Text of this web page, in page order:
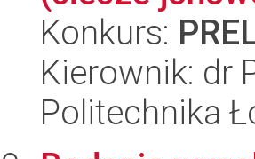
Konkurs:
Kierownik: dr
Politechnika